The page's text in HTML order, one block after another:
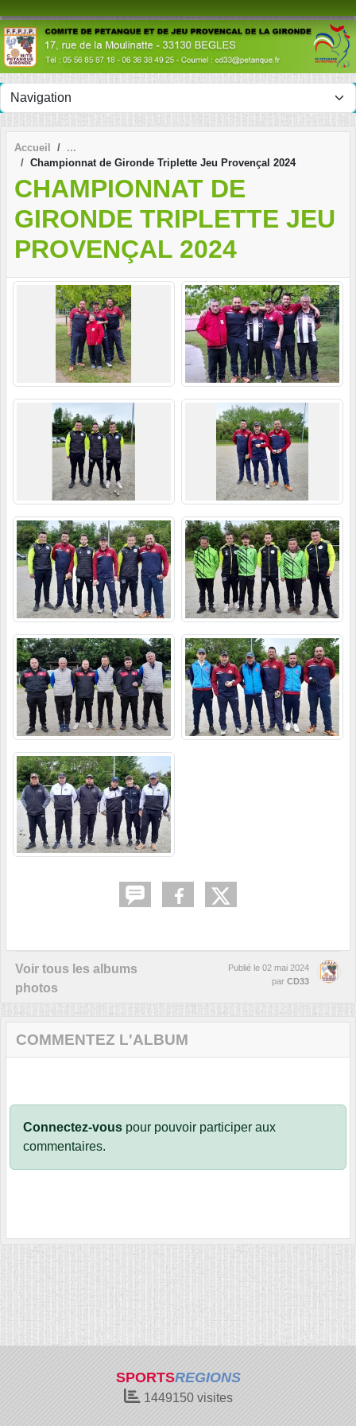
Accueil
Championnat de Gironde Triplette Jeu Provençal 2024
CHAMPIONNAT DE
GIRONDE TRIPLETTE JEU
PROVENÇAL 2024
Voir tous les albums
photos
Publié le 02 mai 2024
par CD33
COMMENTEZ L'ALBUM
Connectez-vous pour pouvoir participer aux
commentaires.
SPORTSREGIONS
1449150visites